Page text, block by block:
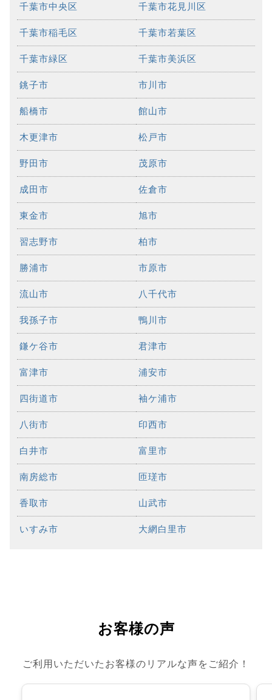
千葉市中央区 千葉市花見川区
千葉市稲毛区 千葉市若葉区
千葉市緑区 千葉市美浜区
銚子市 市川市
船橋市 館山市
木更津市 松戸市
野田市 茂原市
成田市 佐倉市
東金市 旭市
習志野市 柏市
勝浦市 市原市
流山市 八千代市
我孫子市 鴨川市
鎌ケ谷市 君津市
富津市 浦安市
四街道市 袖ケ浦市
八街市 印西市
白井市 富里市
南房総市 匝瑳市
香取市 山武市
いすみ市 大網白里市
お客様の声
ご利用いただいたお客様のリアルな声をご紹介！